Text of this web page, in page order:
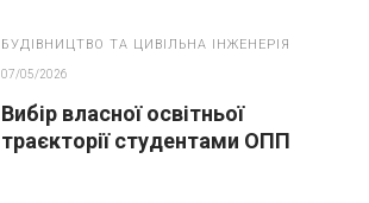
БУДІВНИЦТВО ТА ЦИВІЛЬНА ІНЖЕНЕРІЯ
07/05/2026
Вибір власної освітньої
траєкторії студентами ОПП